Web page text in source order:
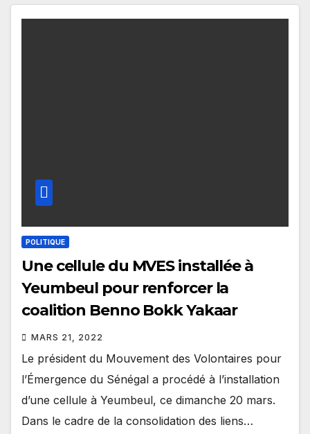
POLITIQUE
Une cellule du MVES installée à
Yeumbeul pour renforcer la
coalition Benno Bokk Yakaar
MARS 21, 2022
Le président du Mouvement des Volontaires pour
l’Émergence du Sénégal a procédé à l’installation
d’une cellule à Yeumbeul, ce dimanche 20 mars.
Dans le cadre de la consolidation des liens…